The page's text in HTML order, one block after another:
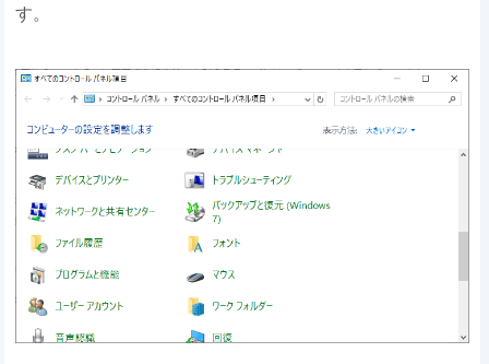
す。